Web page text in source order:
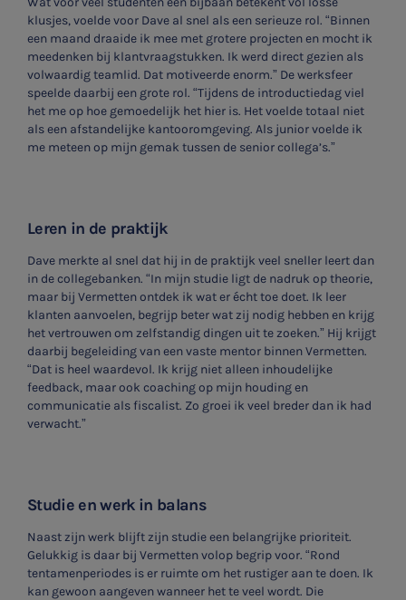
Zonder gedoe
Typ hieronder uw zoekterm
Meest gezochte onderwerpen
Vacatures
Accountancy
HR & Salaris
klusjes, voelde voor Dave al snel als een serieuze rol. “Binnen
een maand draaide ik mee met grotere projecten en mocht ik
meedenken bij klantvraagstukken. Ik werd direct gezien als
volwaardig teamlid. Dat motiveerde enorm.” De werksfeer
speelde daarbij een grote rol. “Tijdens de introductiedag viel
het me op hoe gemoedelijk het hier is. Het voelde totaal niet
als een afstandelijke kantooromgeving. Als junior voelde ik
me meteen op mijn gemak tussen de senior collega’s.”
Leren in de praktijk
Dave merkte al snel dat hij in de praktijk veel sneller leert dan
in de collegebanken. “In mijn studie ligt de nadruk op theorie,
maar bij Vermetten ontdek ik wat er écht toe doet. Ik leer
klanten aanvoelen, begrijp beter wat zij nodig hebben en krijg
het vertrouwen om zelfstandig dingen uit te zoeken.” Hij krijgt
daarbij begeleiding van een vaste mentor binnen Vermetten.
“Dat is heel waardevol. Ik krijg niet alleen inhoudelijke
feedback, maar ook coaching op mijn houding en
communicatie als fiscalist. Zo groei ik veel breder dan ik had
verwacht.”
Studie en werk in balans
Naast zijn werk blijft zijn studie een belangrijke prioriteit.
Gelukkig is daar bij Vermetten volop begrip voor. “Rond
tentamenperiodes is er ruimte om het rustiger aan te doen. Ik
kan gewoon aangeven wanneer het te veel wordt. Die